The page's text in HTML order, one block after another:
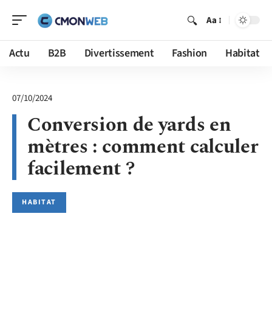
Aa
Actu B2B Divertissement Fashion Habitat
07/10/2024
Conversion de yards en
mètres : comment calculer
facilement ?
HABITAT